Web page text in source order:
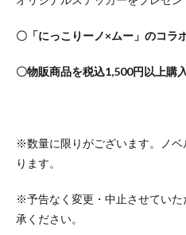
〇「にっこりーノ×ムー」のコラ
〇物販商品を税込1,500円以上購入
※数量に限りがございます。ノ
ります。
※予告なく変更・中止させてい
承ください。